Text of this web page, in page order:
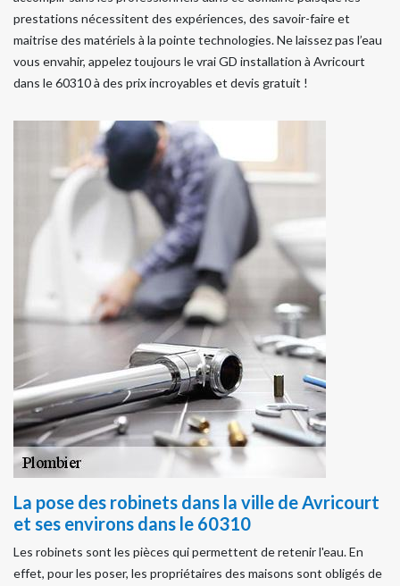
prestations nécessitent des expériences, des savoir-faire et
maitrise des matériels à la pointe technologies. Ne laissez pas l’eau
vous envahir, appelez toujours le vrai GD installation à Avricourt
dans le 60310 à des prix incroyables et devis gratuit !
La pose des robinets dans la ville de Avricourt
et ses environs dans le 60310
Les robinets sont les pièces qui permettent de retenir l'eau. En
effet, pour les poser, les propriétaires des maisons sont obligés de